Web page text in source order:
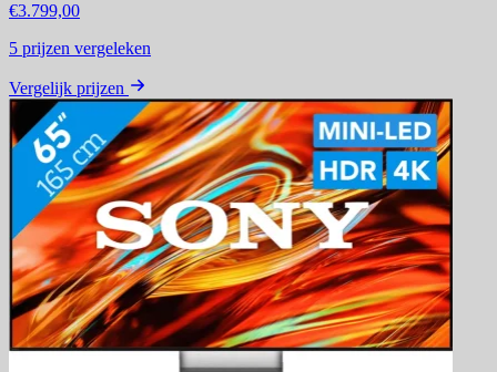
€3.799,00
5 prijzen vergeleken
Vergelijk prijzen